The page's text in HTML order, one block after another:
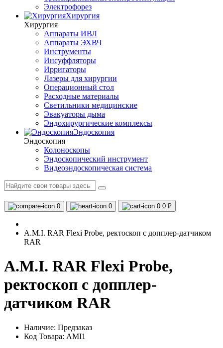
Электрофорез
Хирургия
Хирургия
Аппараты ИВЛ
Аппараты ЭХВЧ
Инструменты
Инсуффляторы
Ирригаторы
Лазеры для хирургии
Операционный стол
Расходные материалы
Светильники медицинские
Эвакуаторы дыма
Эндохирургические комплексы
Эндоскопия
Эндоскопия
Колоноскопы
Эндоскопический инструмент
Видеоэндоскопическая система
0 0 0 0 ₽
A.M.I. RAR Flexi Probe, ректоскоп с допплер-датчиком
RAR
A.M.I. RAR Flexi Probe,
ректоскоп с допплер-
датчиком RAR
Наличие: Предзаказ
Код Товара: AMI1